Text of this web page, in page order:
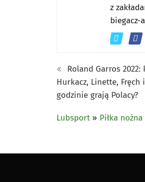
z
biegacz-
Roland Garros
Hurkacz, Linette, Fręch
godzinie grają Polacy?
Lubsport » Piłka nożna